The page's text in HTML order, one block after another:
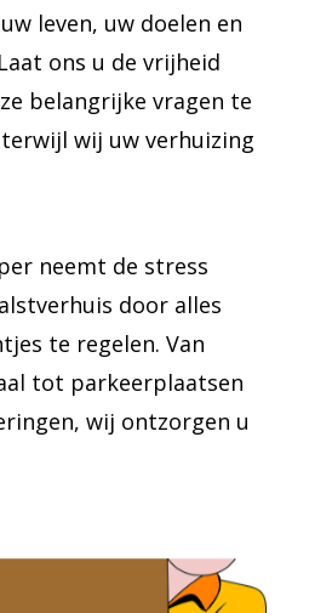
leven, uw doelen en
ons u de vrijheid
belangrijke vragen te
wij uw verhuizing
neemt de stress
door alles
te regelen. Van
tot parkeerplaatsen
wij ontzorgen u